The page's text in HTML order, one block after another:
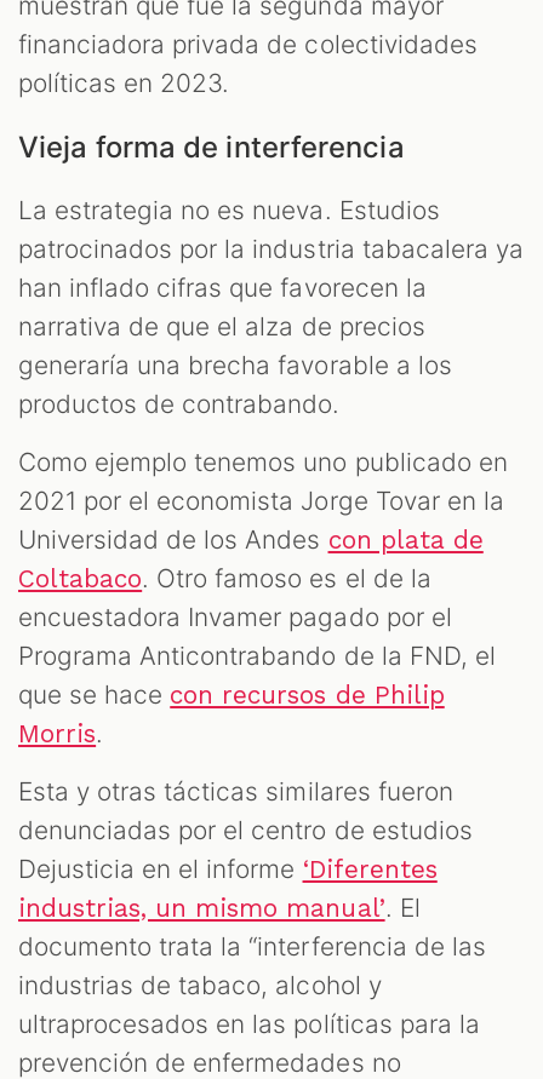
financiadora privada de colectividades
políticas en 2023.
Vieja forma de interferencia
La estrategia no es nueva. Estudios
patrocinados por la industria tabacalera ya
han inflado cifras que favorecen la
narrativa de que el alza de precios
generaría una brecha favorable a los
productos de contrabando.
Como ejemplo tenemos uno publicado en
2021 por el economista Jorge Tovar en la
Universidad de los Andes con plata de
Coltabaco. Otro famoso es el de la
encuestadora Invamer pagado por el
Programa Anticontrabando de la FND, el
que se hace con recursos de Philip
Morris.
Esta y otras tácticas similares fueron
denunciadas por el centro de estudios
Dejusticia en el informe ‘Diferentes
industrias, un mismo manual’. El
documento trata la “interferencia de las
industrias de tabaco, alcohol y
ultraprocesados en las políticas para la
prevención de enfermedades no